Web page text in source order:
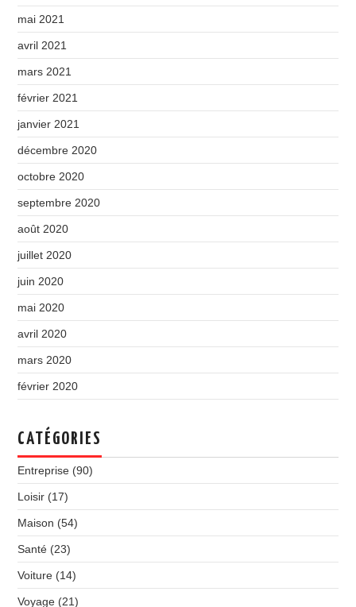
mai 2021
avril 2021
mars 2021
février 2021
janvier 2021
décembre 2020
octobre 2020
septembre 2020
août 2020
juillet 2020
juin 2020
mai 2020
avril 2020
mars 2020
février 2020
CATÉGORIES
Entreprise (90)
Loisir (17)
Maison (54)
Santé (23)
Voiture (14)
Voyage (21)